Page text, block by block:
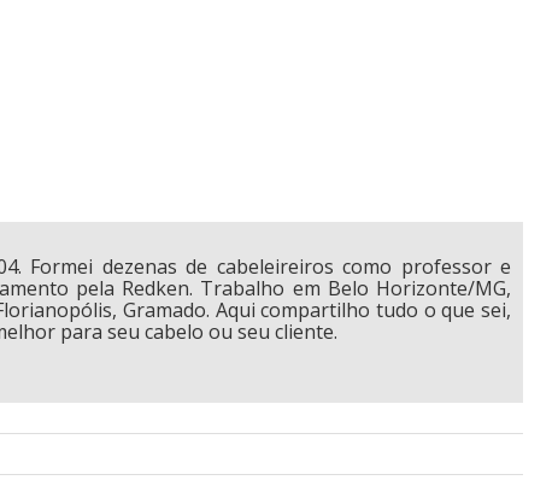
Formei dezenas de cabeleireiros como professor e
pela Redken. Trabalho em Belo Horizonte/MG,
Gramado. Aqui compartilho tudo o que sei,
para seu cabelo ou seu cliente.